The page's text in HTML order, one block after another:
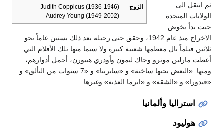
الزوج
Judith Coppicus (1936-1946)
Audrey Young (1949-2002)
ثم انتقل الى
الولايات المتحدة
حيث بدأ يخوض
الاخراج منذ عام 1942، وحقق حتى رحيله بعد ذلك بستين عاماً نحو
ثلاثين فيلماً نال معظمها شعبية كبيرة ولا سيما منها تلك الأفلام التي
أعطت مارلين مونرو وجاك ليمون وأودري هيبورن، أجمل أدوارهم،
ومنها: «البعض يحبها ساخنة» و «سابرينا» و «7 سنوات من التألق» و
«فيدورا» و «الشقة» و «ايرما العذبة» وغيرها.
استراليا وألمانيا
هوليود